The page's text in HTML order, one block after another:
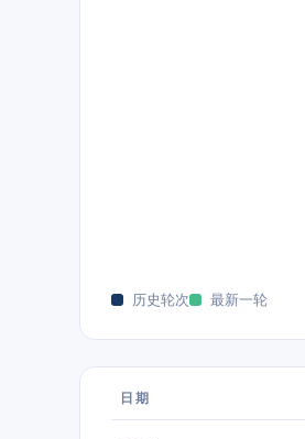
历史轮次 最新一轮
日期